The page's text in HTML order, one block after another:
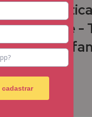
Semestre -
- Ed.
juros
cadastrar